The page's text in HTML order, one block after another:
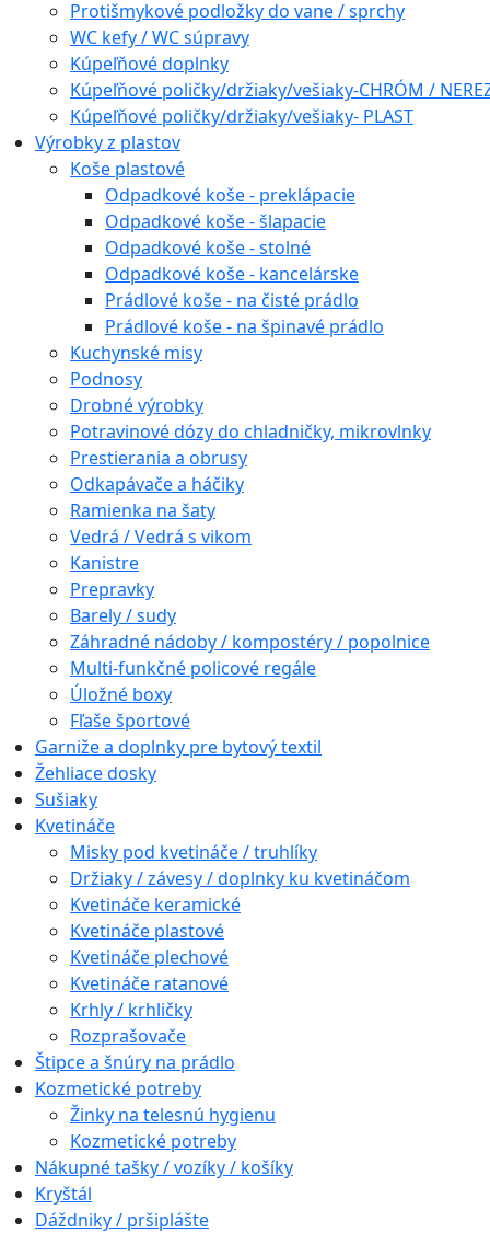
Protišmykové podložky do vane / sprchy
WC kefy / WC súpravy
Kúpeľňové doplnky
Kúpeľňové poličky/držiaky/vešiaky-CHRÓM /
Kúpeľňové poličky/držiaky/vešiaky- PLAST
Výrobky z plastov
Koše plastové
Odpadkové koše - preklápacie
Odpadkové koše - šlapacie
Odpadkové koše - stolné
Odpadkové koše - kancelárske
Prádlové koše - na čisté prádlo
Prádlové koše - na špinavé prádlo
Kuchynské misy
Podnosy
Drobné výrobky
Potravinové dózy do chladničky, mikrovlnky
Prestierania a obrusy
Odkapávače a háčiky
Ramienka na šaty
Vedrá / Vedrá s vikom
Kanistre
Prepravky
Barely / sudy
Záhradné nádoby / kompostéry / popolnice
Multi-funkčné policové regále
Úložné boxy
Fľaše športové
Garniže a doplnky pre bytový textil
Žehliace dosky
Sušiaky
Kvetináče
Misky pod kvetináče / truhlíky
Držiaky / závesy / doplnky ku kvetináčom
Kvetináče keramické
Kvetináče plastové
Kvetináče plechové
Kvetináče ratanové
Krhly / krhličky
Rozprašovače
Štipce a šnúry na prádlo
Kozmetické potreby
Žinky na telesnú hygienu
Kozmetické potreby
Nákupné tašky / vozíky / košíky
Kryštál
Dáždniky / pršiplášte